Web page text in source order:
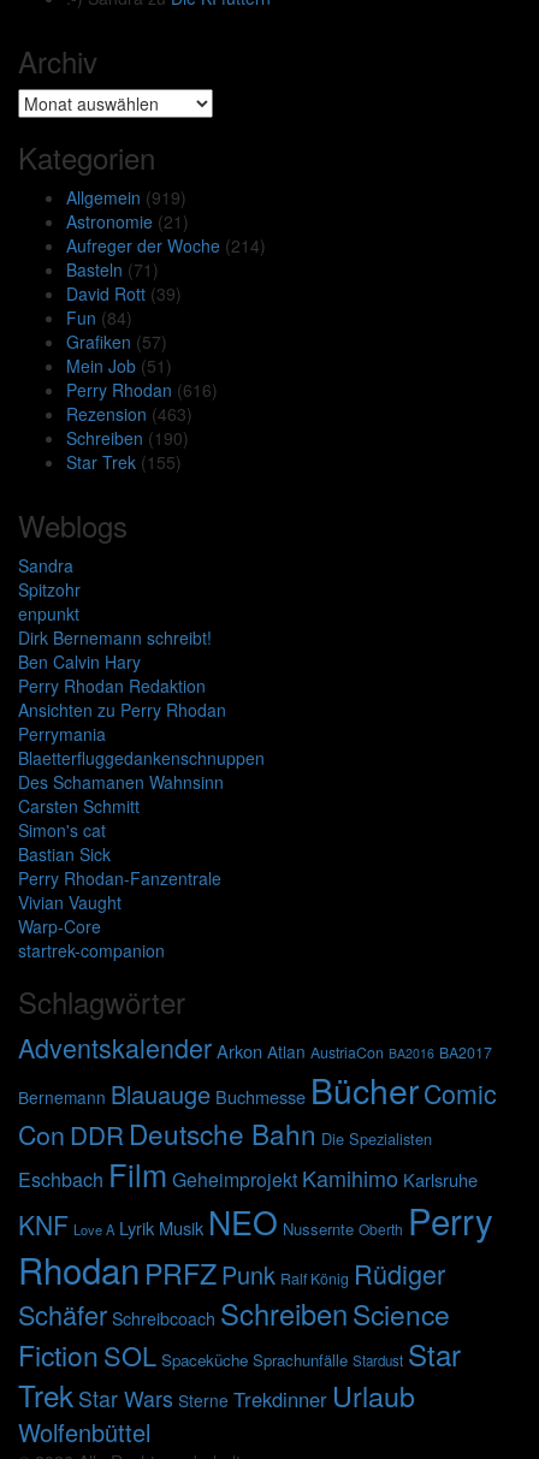
Archiv
Archiv
Kategorien
Allgemein (919)
Astronomie (21)
Aufreger der Woche (214)
Basteln (71)
David Rott (39)
Fun (84)
Grafiken (57)
Mein Job (51)
Perry Rhodan (616)
Rezension (463)
Schreiben (190)
Star Trek (155)
Weblogs
Sandra
Spitzohr
enpunkt
Dirk Bernemann schreibt!
Ben Calvin Hary
Perry Rhodan Redaktion
Ansichten zu Perry Rhodan
Perrymania
Blaetterfluggedankenschnuppen
Des Schamanen Wahnsinn
Carsten Schmitt
Simon's cat
Bastian Sick
Perry Rhodan-Fanzentrale
Vivian Vaught
Warp-Core
startrek-companion
Schlagwörter
AdventskalenderArkon Atlan AustriaCon BA2016 BA2017
Bernemann Blauauge Buchmesse BücherComic
Con DDR Deutsche Bahn Die Spezialisten
Eschbach Film Geheimprojekt Kamihimo Karlsruhe
KNF Love A Lyrik Musik NEO Nussernte Oberth Perry
Rhodan PRFZPunk Ralf König Rüdiger
Schäfer Schreibcoach SchreibenScience
FictionSOL Spaceküche Sprachunfälle Stardust Star
Trek Star Wars Sterne Trekdinner Urlaub
Wolfenbüttel